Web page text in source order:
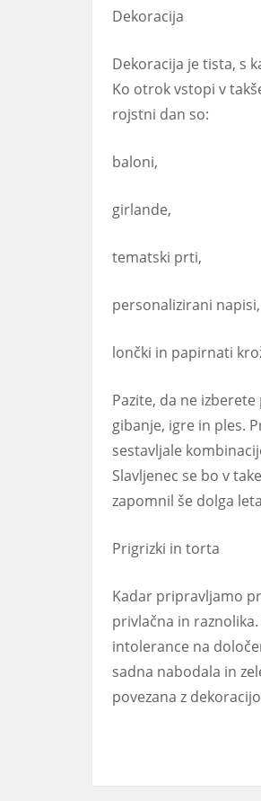
Dekoracija
Dekoracija je tista, s
Ko otrok vstopi v
rojstni dan so:
baloni,
girlande,
tematski prti,
personalizirani napisi,
lončki in papirnati
Pazite, da ne
gibanje, igre in ples.
sestavljale
Slavljenec se bo v
zapomnil še dolga
Prigrizki in torta
Kadar pripravljamo
privlačna in
intolerance na
sadna nabodala in
povezana z